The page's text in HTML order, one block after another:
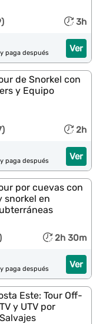
3h
Ver
paga después
de Snorkel con
y Equipo
2h
Ver
paga después
por cuevas con
snorkel en
2h 30m
Ver
paga después
Este: Tour Off-
y UTV por